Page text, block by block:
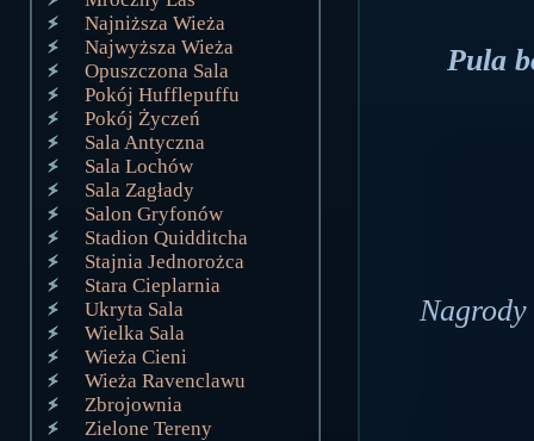
Najniższa Wieża
Najwyższa Wieża
Opuszczona Sala
Pokój Hufflepuffu
Pokój Życzeń
Sala Antyczna
Sala Lochów
Sala Zagłady
Salon Gryfonów
Stadion Quidditcha
Stajnia Jednorożca
Stara Cieplarnia
Ukryta Sala
Wielka Sala
Wieża Cieni
Wieża Ravenclawu
Zbrojownia
Zielone Tereny
Pula